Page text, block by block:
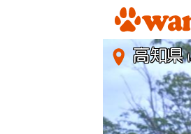
高知県